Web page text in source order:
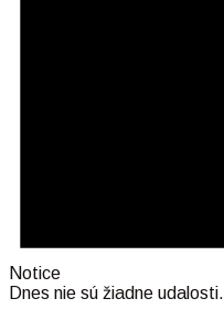
Notice
Dnes nie sú žiadne udalosti.